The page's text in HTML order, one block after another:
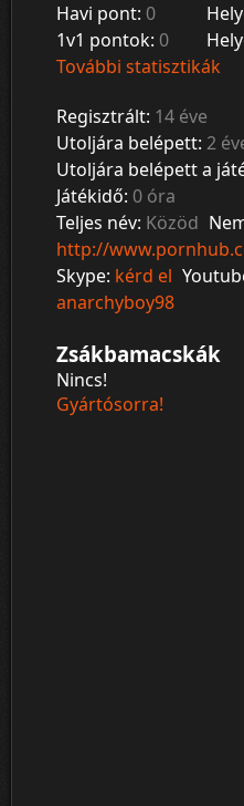
Havi pont: 0
1v1 pontok: 0
További statisztikák
Regisztrált: 14 éve
Utoljára belépett: 2
Utoljára belépett a
Játékidő: 0 óra
Teljes név: Közöd
http://
Skype: kérd el
anarchyboy98
Zsákbamacskák
Nincs!
Gyártósorra!